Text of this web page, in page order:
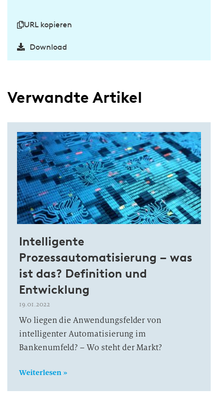
URL kopieren
Download
Verwandte Artikel
Intelligente
Prozessautomatisierung – was
ist das? Definition und
Entwicklung
19.01.2022
Wo liegen die Anwendungsfelder von
intelligenter Automatisierung im
Bankenumfeld? – Wo steht der Markt?
Weiterlesen »